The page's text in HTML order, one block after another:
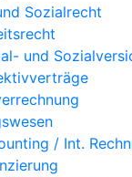
Sozialrecht
und
/ Int.